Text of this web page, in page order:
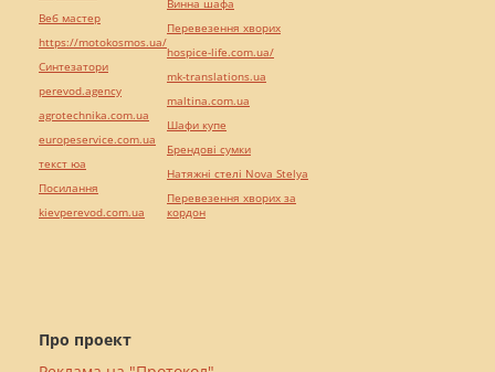
Про проект
Веб мастер
https://motokosmos.ua/
Синтезатори
perevod.agency
agrotechnika.com.ua
europeservice.com.ua
текст юа
Посилання
kievperevod.com.ua
Винна шафа
Перевезення хворих
hospice-life.com.ua/
mk-translations.ua
maltina.com.ua
Шафи купе
Брендові сумки
Натяжні стелі Nova Stelya
Перевезення хворих за
кордон